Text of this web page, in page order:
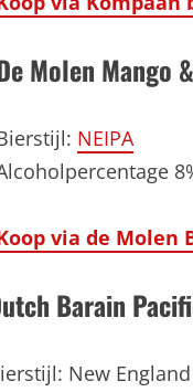
Molen Mango
NEIPA
via de Molen
Barain
New England